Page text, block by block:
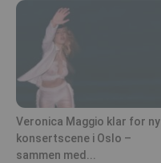
Veronica Maggio klar for ny
konsertscene i Oslo –
sammen med...